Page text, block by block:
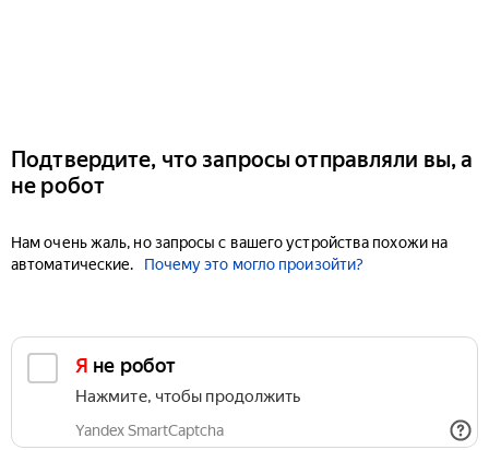
Подтвердите, что запросы отправляли вы, а
не робот
Нам очень жаль, но запросы с вашего устройства похожи на
автоматические.
Почему это могло произойти?
Я не робот
Нажмите, чтобы продолжить
Yandex SmartCaptcha